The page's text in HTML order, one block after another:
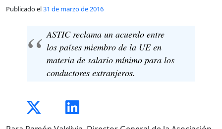
Publicado el31 de marzo de 2016
ASTIC reclama un acuerdo entre
los países miembro de la UE en
materia de salario mínimo para los
conductores extranjeros.